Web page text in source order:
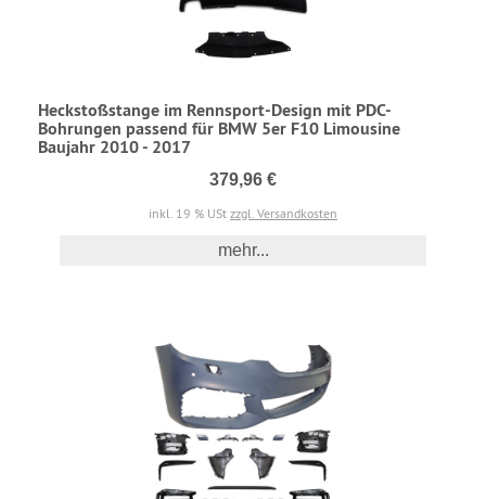
Heckstoßstange im Rennsport-Design mit PDC-
Bohrungen passend für BMW 5er F10 Limousine
Baujahr 2010 - 2017
379,96 €
inkl. 19 % USt zzgl. Versandkosten
mehr...